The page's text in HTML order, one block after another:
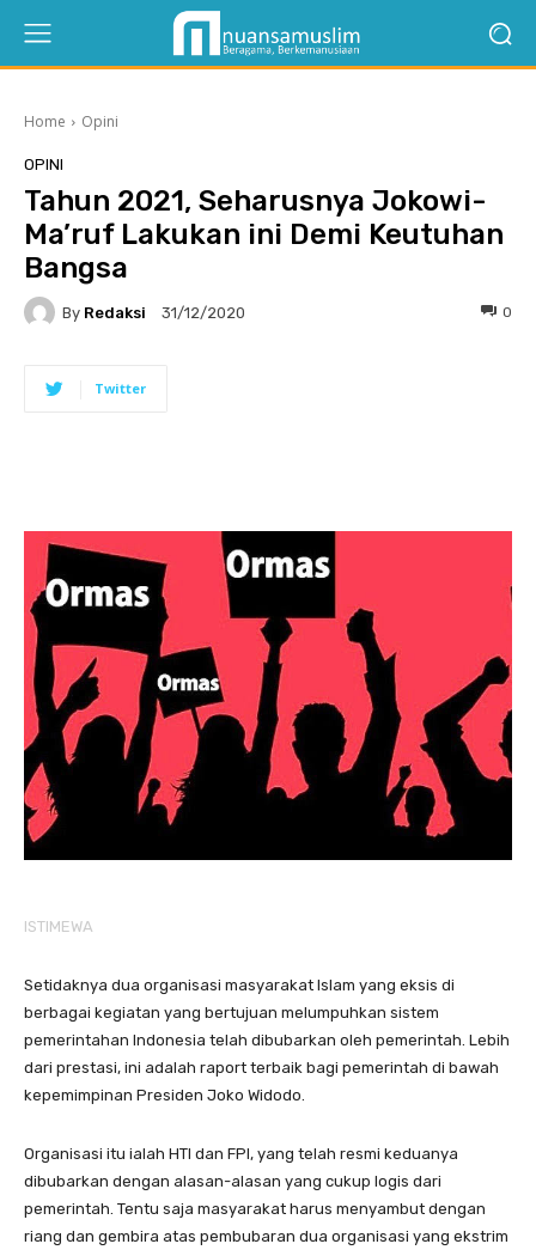
Home Opini
OPINI
Tahun 2021, Seharusnya Jokowi-
Ma’ruf Lakukan ini Demi Keutuhan
Bangsa
By Redaksi 31/12/2020 0
Twitter
ISTIMEWA
Setidaknya dua organisasi masyarakat Islam yang eksis di
berbagai kegiatan yang bertujuan melumpuhkan sistem
pemerintahan Indonesia telah dibubarkan oleh pemerintah. Lebih
dari prestasi, ini adalah raport terbaik bagi pemerintah di bawah
kepemimpinan Presiden Joko Widodo.
Organisasi itu ialah HTI dan FPI, yang telah resmi keduanya
dibubarkan dengan alasan-alasan yang cukup logis dari
pemerintah. Tentu saja masyarakat harus menyambut dengan
riang dan gembira atas pembubaran dua organisasi yang ekstrim